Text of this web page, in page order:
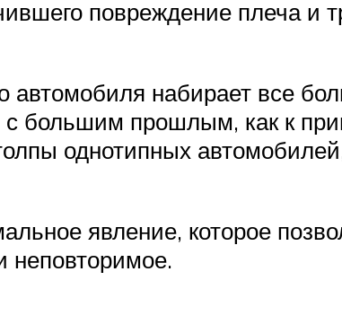
повреждение плеча и
набирает все
с большим прошлым, как к
однотипных
явление, которое
неповторимое.